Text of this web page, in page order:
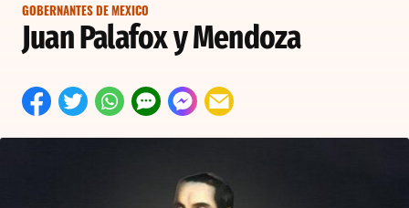
GOBERNANTES DE MEXICO
Juan Palafox y Mendoza